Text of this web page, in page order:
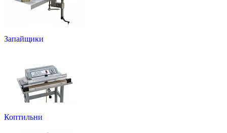
Запайщики
Коптильни